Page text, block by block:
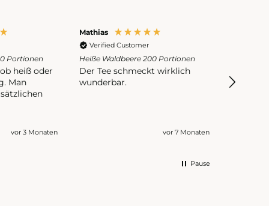
Portionen
heiß oder
Man
vor 3 Monaten
Mathias
Verified Customer
Heiße Waldbeere 200 Portionen
Der Tee schmeckt wirklich
wunderbar.
vor 7 Monaten
überall
Pause